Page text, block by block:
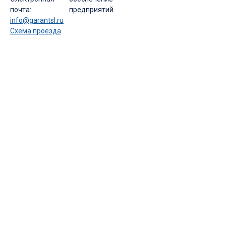
почта:
info@garantsl.ru
Схема проезда
предприятий